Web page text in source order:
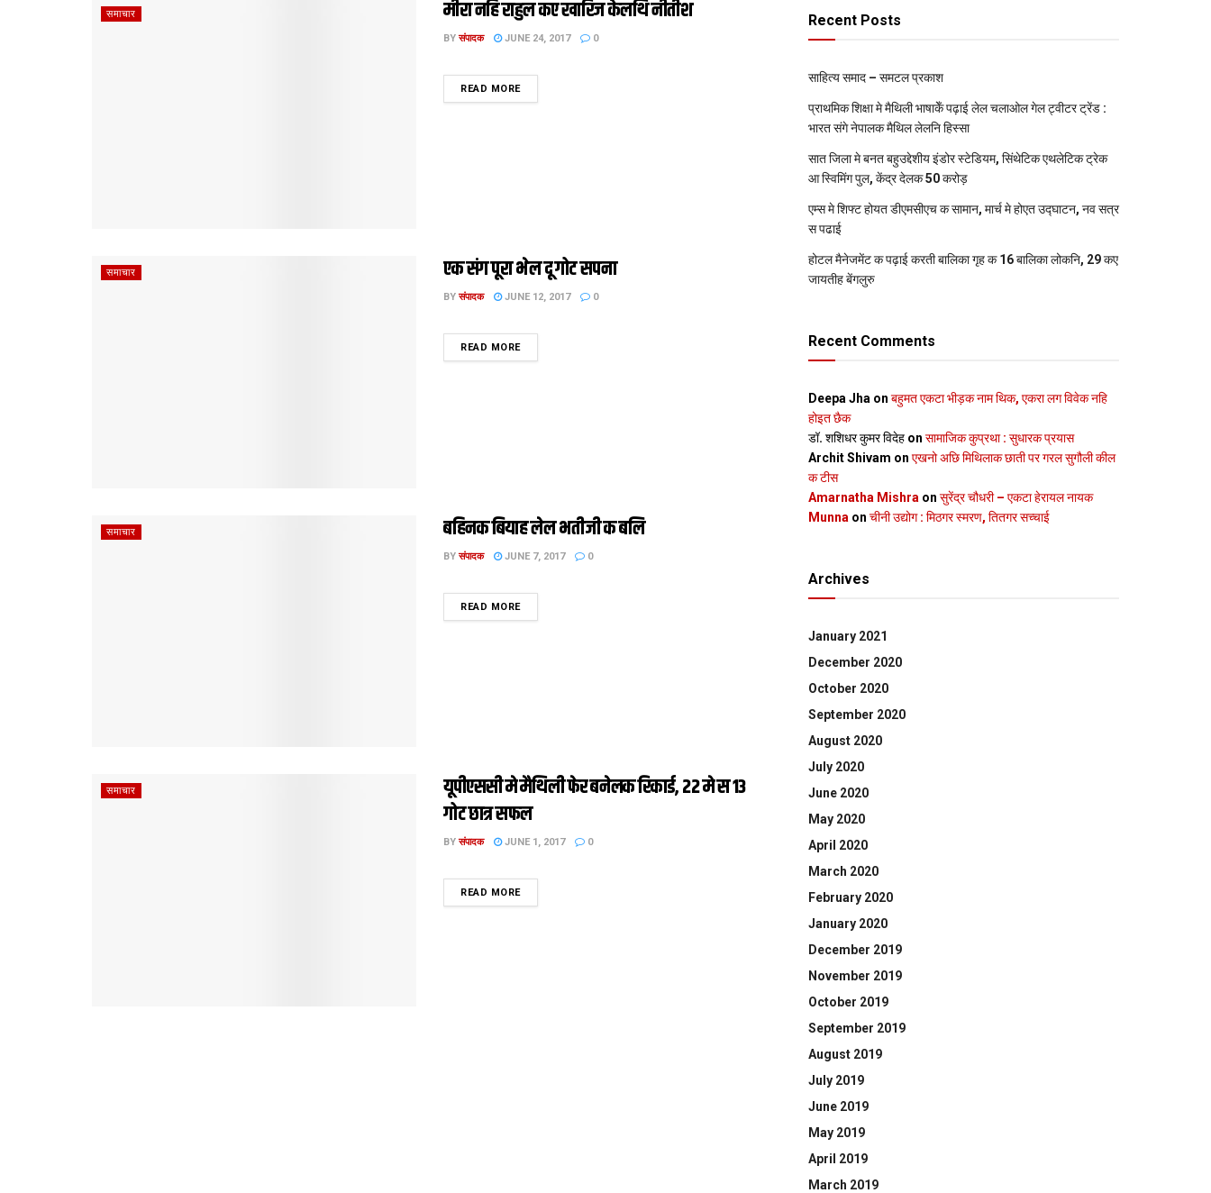
समाचार मीरा नहि राहुल कए खारिज केलथि नीतीश
BY संपादक JUNE 24, 2017 0
READ MOREDETAILS
समाचार एक संग पूरा भेल दू गोट सपना
BY संपादक JUNE 12, 2017 0
READ MOREDETAILS
समाचार बहिनक बियाह लेल भतीजी क बलि
BY संपादक JUNE 7, 2017 0
READ MOREDETAILS
समाचार
यूपीएससी मे मैथिली फेर बनेलक रिकार्ड, 22 मे स 13
गोट छात्र सफल
BY संपादक JUNE 1, 2017 0
READ MOREDETAILS
Recent Posts
साहित्य समाद – समटल प्रकाश
प्राथमिक शि‍क्षा मे मैथि‍ली भाषाकेँ पढ़ाई लेल चलाओल गेल ट्वीटर ट्रेंड :
भारत संगे नेपालक मैथिल लेलनि हिस्सा
सात जिला मे बनत बहुउद्देशीय इंडोर स्‍टेडि‍यम, सिंथेटिक एथलेटिक ट्रेक
आ स्विमिंग पुल, केंद्र देलक 50 करोड़
एम्स मे शिफ्ट होयत डीएमसीएच क सामान, मार्च मे होएत उद्घाटन, नव सत्र
स पढाई
होटल मैनेजमेंट क पढ़ाई करती बालिका गृह क 16 बालिका लोकनि, 29 कए
जायतीह बेंगलुरु
Recent Comments
Deepa Jha on बहुमत एकटा भीड़क नाम थिक, एकरा लग विवेक नहि
होइत छैक
डॉ. शशिधर कुमर विदेह on सामाजिक कुप्रथा : सुधारक प्रयास
Archit Shivam on एखनो अछि मिथिलाक छाती पर गरल सुगौली कील
क टीस
Amarnatha Mishra on सुरेंद्र चौधरी – एकटा हेरायल नायक
Munna on चीनी उद्योग : मिठगर स्‍मरण, तितगर सच्‍चाई
Archives
January 2021
December 2020
October 2020
September 2020
August 2020
July 2020
June 2020
May 2020
April 2020
March 2020
February 2020
January 2020
December 2019
November 2019
October 2019
September 2019
August 2019
July 2019
June 2019
May 2019
April 2019
March 2019